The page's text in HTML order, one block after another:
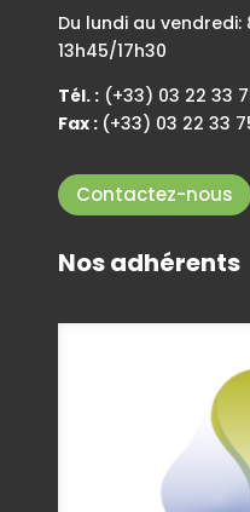
Du lundi au vendredi:
13h45/17h30
Tél. : (+33) 03 22 33
Fax : (+33) 03 22 33
Contactez-nous
Nos adhérents